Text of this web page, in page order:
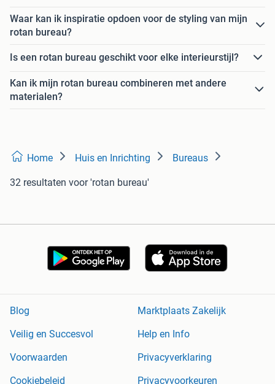
Waar kan ik inspiratie opdoen voor de styling van mijn
rotan bureau?
Is een rotan bureau geschikt voor elke interieurstijl?
Kan ik mijn rotan bureau combineren met andere
materialen?
Home Huis en Inrichting Bureaus
32 resultaten voor 'rotan bureau'
Blog
Marktplaats Zakelijk
Veilig en Succesvol
Help en Info
Voorwaarden
Privacyverklaring
Cookiebeleid
Privacyvoorkeuren